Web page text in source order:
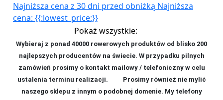
Najniższa cena z 30 dni przed obniżką Najniższa
cena: {{:lowest_price:}}
Pokaż wszystkie:
Wybieraj z ponad 40000 rowerowych produktów od blisko 200
najlepszych producentów na świecie. W przypadku pilnych
zamówień prosimy o kontakt mailowy / telefoniczny w celu
ustalenia terminu realizacji. Prosimy również nie mylić
naszego sklepu z innym o podobnej domenie. My telefony